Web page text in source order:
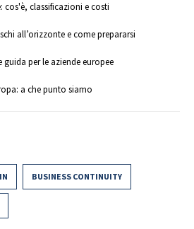
cos'è, classificazioni e costi
all’orizzonte e come prepararsi
per le aziende europee
a che punto siamo
BUSINESS CONTINUITY